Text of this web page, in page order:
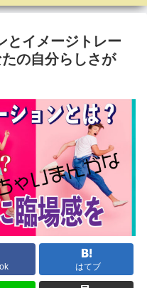
とイメージトレー
の自分らしさが
はてブ